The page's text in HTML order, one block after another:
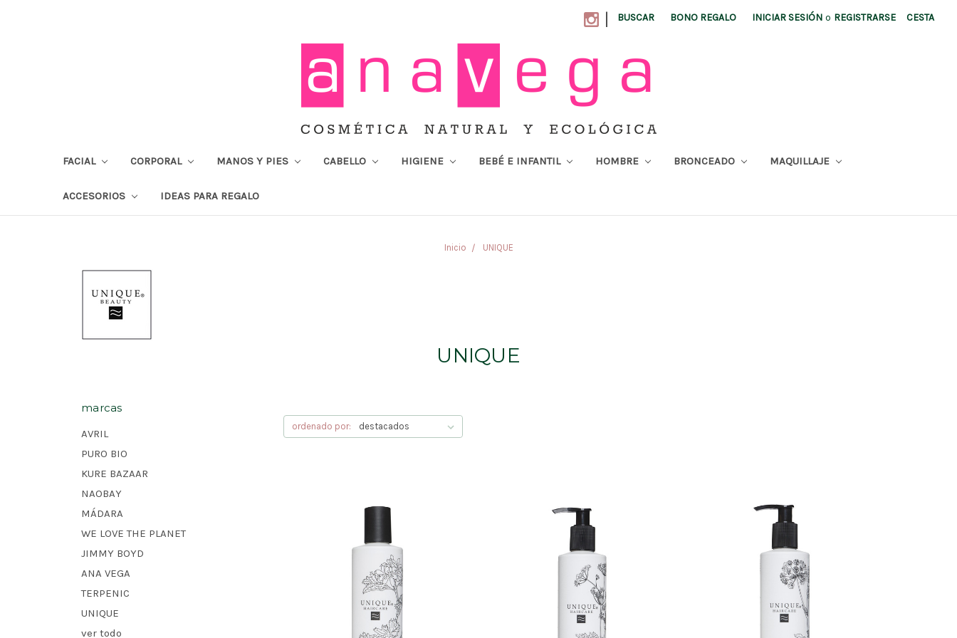
| BUSCAR BONO REGALO INICIAR SESIÓN o REGISTRARSE CESTA
FACIAL CORPORAL MANOS Y PIES CABELLO HIGIENE BEBÉ E INFANTIL HOMBRE BRONCEADO MAQUILLAJE
ACCESORIOS IDEAS PARA REGALO
Inicio UNIQUE
UNIQUE
marcas
AVRIL
PURO BIO
KURE BAZAAR
NAOBAY
MÁDARA
WE LOVE THE PLANET
JIMMY BOYD
ANA VEGA
TERPENIC
UNIQUE
ver todo
ordenado por: